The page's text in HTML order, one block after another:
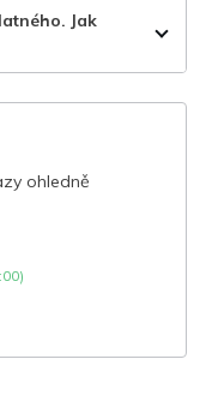
Jak
ohledně